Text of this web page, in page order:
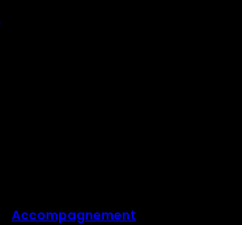
Accompagnement